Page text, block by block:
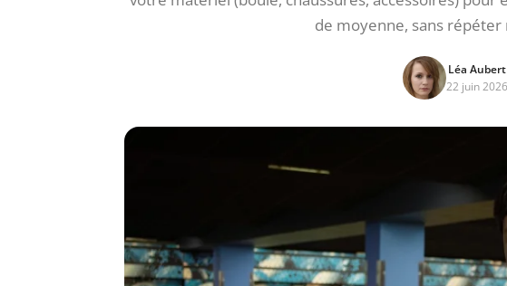
de moyenne, sans
Léa Aubert
22 juin 2026